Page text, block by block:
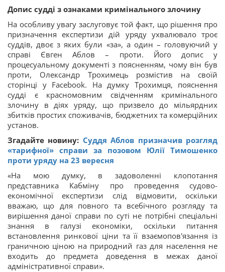
Допис судді з ознаками кримінального злочину
На особливу увагу заслуговує той факт, що рішення про
призначення експертизи дій уряду ухвалювало троє
суддів, двоє з яких були «за», а один – головуючий у
справі Євген Аблов – проти. Його допис у
процесуальному документі з поясненням, чому він був
проти, Олександр Трохимець розмістив на своїй
сторінці у Facebook. На думку Трохимця, пояснення
судді є красномовним свідченням кримінального
злочину в діях уряду, що призвело до мільярдних
збитків простих споживачів, бюджетних та комерційних
установ.
Згадайте новину: Суддя Аблов призначив розгляд
«тарифної» справи за позовом Юлії Тимошенко
проти уряду на 23 вересня
«На мою думку, в задоволенні клопотання
представника Кабміну про проведення судово-
економічної експертизи слід відмовити, оскільки
вважаю, що для повного та всебічного розгляду та
вирішення даної справи по суті не потрібні спеціальні
знання в галузі економіки, оскільки питання
встановлення ринкової ціни та її взаємопов'язання із
граничною ціною на природний газ для населення не
входить до предмета доведення в межах даної
адміністративної справи».